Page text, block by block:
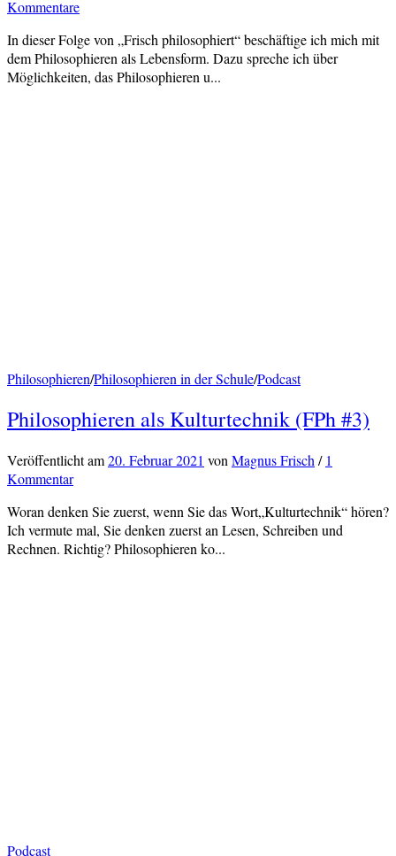
Kommentare
In dieser Folge von „Frisch philosophiert“ beschäftige ich mich mit
dem Philosophieren als Lebensform. Dazu spreche ich über
Möglichkeiten, das Philosophieren u...
Philosophieren/Philosophieren in der Schule/Podcast
Philosophieren als Kulturtechnik (FPh #3)
Veröffentlichtam20. Februar 2021 vonMagnus Frisch/ 1
Kommentar
Woran denken Sie zuerst, wenn Sie das Wort„Kulturtechnik“ hören?
Ich vermute mal, Sie denken zuerst an Lesen, Schreiben und
Rechnen. Richtig? Philosophieren ko...
Podcast